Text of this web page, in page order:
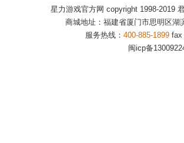
星力游戏官方网 copyright 1998-2019
商城地址：福建省厦门市思明区湖
服务热线： 400-885-1899fax
闽icp备